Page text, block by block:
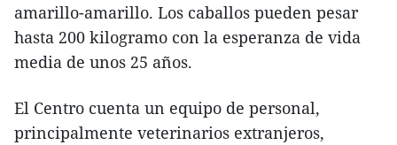
amarillo-amarillo. Los caballos pueden pesar
hasta 200 kilogramo con la esperanza de vida
media de unos 25 años.
El Centro cuenta un equipo de personal,
principalmente veterinarios extranjeros,